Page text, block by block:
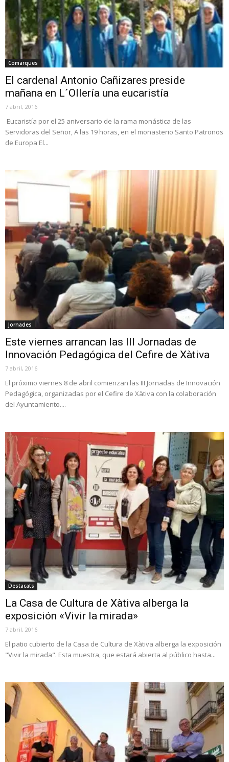
Comarques
El cardenal Antonio Cañizares preside
mañana en L´Ollería una eucaristía
7 abril, 2016
Eucaristía por el 25 aniversario de la rama monástica de las
Servidoras del Señor, A las 19 horas, en el monasterio Santo Patronos
de Europa El...
Jornades
Este viernes arrancan las III Jornadas de
Innovación Pedagógica del Cefire de Xàtiva
7 abril, 2016
El próximo viernes 8 de abril comienzan las III Jornadas de Innovación
Pedagógica, organizadas por el Cefire de Xàtiva con la colaboración
del Ayuntamiento....
Destacats
La Casa de Cultura de Xàtiva alberga la
exposición «Vivir la mirada»
7 abril, 2016
El patio cubierto de la Casa de Cultura de Xàtiva alberga la exposición
"Vivir la mirada". Esta muestra, que estará abierta al público hasta...